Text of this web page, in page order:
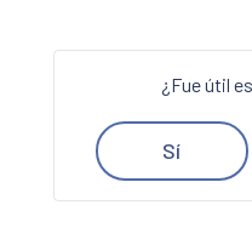
¿Fue útil
Sí